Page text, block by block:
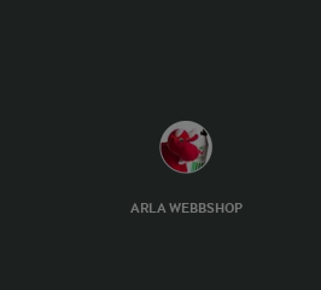
ARLA WEBBSHOP